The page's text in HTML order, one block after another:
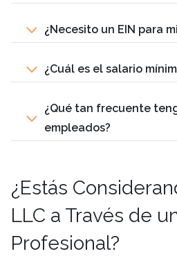
¿Necesito un EIN para
¿Cuál es el salario
¿Qué tan frecuente
empleados?
¿Estás
LLC a Través de
Profesional?